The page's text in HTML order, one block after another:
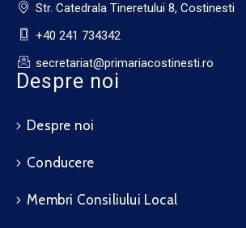
Str. Catedrala Tineretului 8, Costinesti
+40 241 734342
secretariat@primariacostinesti.ro​
Despre noi
Despre noi
Conducere
Membri Consiliului Local